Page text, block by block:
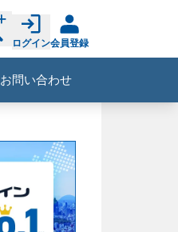
ログイン会員登録
お問い合わせ